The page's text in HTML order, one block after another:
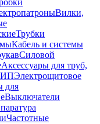
Вилки,
Трубки
Кабель и системы
Силовой
Аксессуары для труб,
Электрощитовое
для
Выключатели
Частотные